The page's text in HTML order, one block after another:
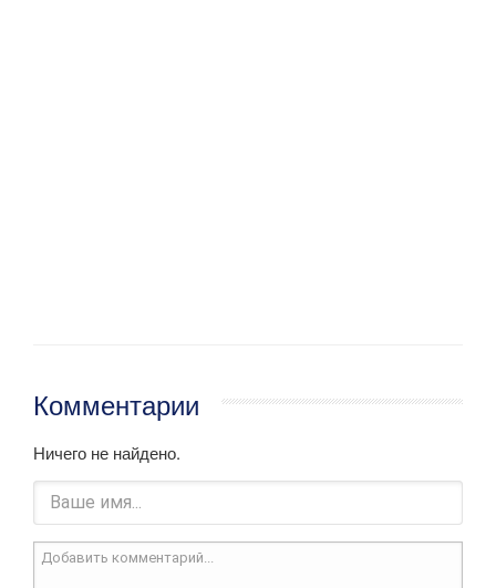
Комментарии
Ничего не найдено.